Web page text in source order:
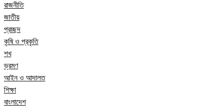
রাজনীতি
জাতীয়
প্রচ্ছদ
কৃষি ও প্রকৃতি
শখ
ভ্রমণ
আইন ও আদালত
শিক্ষা
বাংলাদেশ